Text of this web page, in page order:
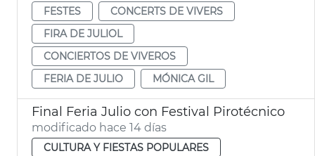
FESTES
CONCERTS DE VIVERS
FIRA DE JULIOL
CONCIERTOS DE VIVEROS
FERIA DE JULIO
MÓNICA GIL
Final Feria Julio con Festival Pirotécnico
modificado hace 14 días
CULTURA Y FIESTAS POPULARES